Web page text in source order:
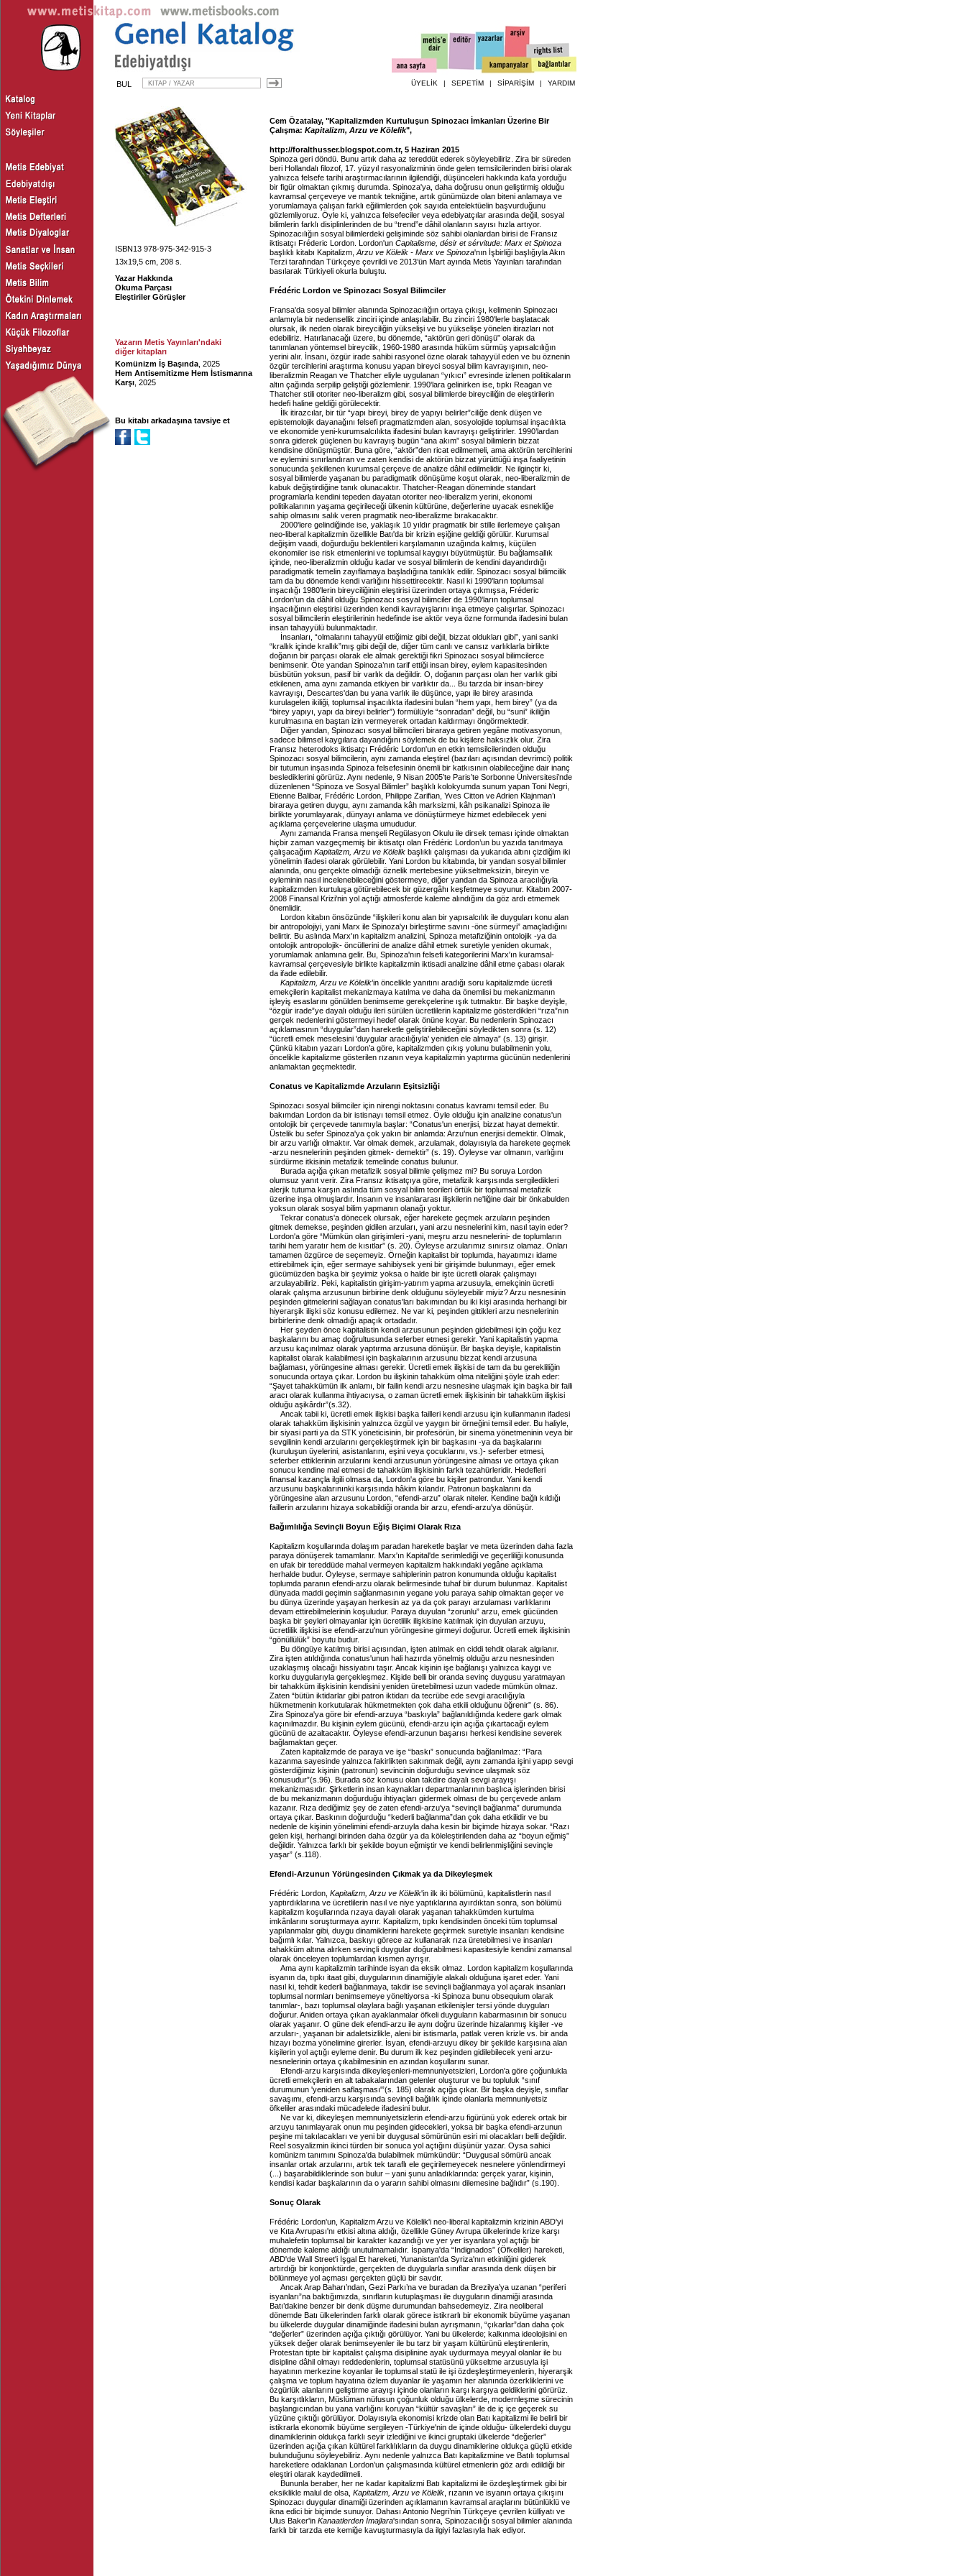
BUL ÜYELİK | SEPETİM | SİPARİŞİM | YARDIM
ISBN13 978-975-342-915-3
13x19,5 cm, 208 s.
Yazar Hakkında
Okuma Parçası
Eleştiriler Görüşler
Yazarın Metis Yayınları'ndaki
diğer kitapları
Komünizm İş Başında , 2025
Hem Antisemitizme Hem İstismarına
Karşı , 2025
Bu kitabı arkadaşına tavsiye et
Cem Özatalay, "Kapitalizmden Kurtuluşun Spinozacı İmkanları Üzerine Bir
Çalışma: Kapitalizm, Arzu ve Kölelik",
http://foralthusser.blogspot.com.tr, 5 Haziran 2015
Spinoza geri döndü. Bunu artık daha az tereddüt ederek söyleyebiliriz. Zira bir süreden
beri Hollandalı filozof, 17. yüzyıl rasyonalizminin önde gelen temsilcilerinden birisi olarak
yalnızca felsefe tarihi araştırmacılarının ilgilendiği, düşünceleri hakkında kafa yorduğu
bir figür olmaktan çıkmış durumda. Spinoza'ya, daha doğrusu onun geliştirmiş olduğu
kavramsal çerçeveye ve mantık tekniğine, artık günümüzde olan biteni anlamaya ve
yorumlamaya çalışan farklı eğilimlerden çok sayıda entelektüelin başvurduğunu
gözlemliyoruz. Öyle ki, yalnızca felsefeciler veya edebiyatçılar arasında değil, sosyal
bilimlerin farklı disiplinlerinden de bu “trend”e dâhil olanların sayısı hızla artıyor.
Spinozacılığın sosyal bilimlerdeki gelişiminde söz sahibi olanlardan birisi de Fransız
iktisatçı Fréderic Lordon. Lordon'un Capitalisme, désir et sérvitude: Marx et Spinoza
başlıklı kitabı Kapitalizm, Arzu ve Kölelik - Marx ve Spinoza'nın İşbirliği başlığıyla Akın
Terzi tarafından Türkçeye çevrildi ve 2013’ün Mart ayında Metis Yayınları tarafından
basılarak Türkiyeli okurla buluştu.
Frédéric Lordon ve Spinozacı Sosyal Bilimciler
Fransa'da sosyal bilimler alanında Spinozacılığın ortaya çıkışı, kelimenin Spinozacı
anlamıyla bir nedensellik zinciri içinde anlaşılabilir. Bu zinciri 1980'lerle başlatacak
olursak, ilk neden olarak bireyciliğin yükselişi ve bu yükselişe yönelen itirazları not
edebiliriz. Hatırlanacağı üzere, bu dönemde, “aktörün geri dönüşü” olarak da
tanımlanan yöntemsel bireycilik, 1960-1980 arasında hüküm sürmüş yapısalcılığın
yerini alır. İnsanı, özgür irade sahibi rasyonel özne olarak tahayyül eden ve bu öznenin
özgür tercihlerini araştırma konusu yapan bireyci sosyal bilim kavrayışının, neo-
liberalizmin Reagan ve Thatcher eliyle uygulanan “yıkıcı” evresinde izlenen politikaların
altın çağında serpilip geliştiği gözlemlenir. 1990'lara gelinirken ise, tıpkı Reagan ve
Thatcher stili otoriter neo-liberalizm gibi, sosyal bilimlerde bireyciliğin de eleştirilerin
hedefi haline geldiği görülecektir.
İlk itirazcılar, bir tür “yapı bireyi, birey de yapıyı belirler”ciliğe denk düşen ve
epistemolojik dayanağını felsefi pragmatizmden alan, sosyolojide toplumsal inşacılıkta
ve ekonomide yeni-kurumsalcılıkta ifadesini bulan kavrayışı geliştirirler. 1990’lardan
sonra giderek güçlenen bu kavrayış bugün “ana akım” sosyal bilimlerin bizzat
kendisine dönüşmüştür. Buna göre, “aktör”den ricat edilmemeli, ama aktörün tercihlerini
ve eylemini sınırlandıran ve zaten kendisi de aktörün bizzat yürüttüğü inşa faaliyetinin
sonucunda şekillenen kurumsal çerçeve de analize dâhil edilmelidir. Ne ilginçtir ki,
sosyal bilimlerde yaşanan bu paradigmatik dönüşüme koşut olarak, neo-liberalizmin de
kabuk değiştirdiğine tanık olunacaktır. Thatcher-Reagan döneminde standart
programlarla kendini tepeden dayatan otoriter neo-liberalizm yerini, ekonomi
politikalarının yaşama geçirileceği ülkenin kültürüne, değerlerine uyacak esnekliğe
sahip olmasını salık veren pragmatik neo-liberalizme bırakacaktır.
2000'lere gelindiğinde ise, yaklaşık 10 yıldır pragmatik bir stille ilerlemeye çalışan
neo-liberal kapitalizmin özellikle Batı'da bir krizin eşiğine geldiği görülür. Kurumsal
değişim vaadi, doğurduğu beklentileri karşılamanın uzağında kalmış, küçülen
ekonomiler ise risk etmenlerini ve toplumsal kaygıyı büyütmüştür. Bu bağlamsallık
içinde, neo-liberalizmin olduğu kadar ve sosyal bilimlerin de kendini dayandırdığı
paradigmatik temelin zayıflamaya başladığına tanıklık edilir. Spinozacı sosyal bilimcilik
tam da bu dönemde kendi varlığını hissettirecektir. Nasıl ki 1990'ların toplumsal
inşacılığı 1980'lerin bireyciliğinin eleştirisi üzerinden ortaya çıkmışsa, Fréderic
Lordon'un da dâhil olduğu Spinozacı sosyal bilimciler de 1990'ların toplumsal
inşacılığının eleştirisi üzerinden kendi kavrayışlarını inşa etmeye çalışırlar. Spinozacı
sosyal bilimcilerin eleştirilerinin hedefinde ise aktör veya özne formunda ifadesini bulan
insan tahayyülü bulunmaktadır.
İnsanları, “olmalarını tahayyül ettiğimiz gibi değil, bizzat oldukları gibi”, yani sanki
“krallık içinde krallık”mış gibi değil de, diğer tüm canlı ve cansız varlıklarla birlikte
doğanın bir parçası olarak ele almak gerektiği fikri Spinozacı sosyal bilimcilerce
benimsenir. Öte yandan Spinoza’nın tarif ettiği insan birey, eylem kapasitesinden
büsbütün yoksun, pasif bir varlık da değildir. O, doğanın parçası olan her varlık gibi
etkilenen, ama aynı zamanda etkiyen bir varlıktır da... Bu tarzda bir insan-birey
kavrayışı, Descartes'dan bu yana varlık ile düşünce, yapı ile birey arasında
kurulagelen ikiliği, toplumsal inşacılıkta ifadesini bulan “hem yapı, hem birey” (ya da
“birey yapıyı, yapı da bireyi belirler”) formülüyle “sonradan” değil, bu “suni” ikiliğin
kurulmasına en baştan izin vermeyerek ortadan kaldırmayı öngörmektedir.
Diğer yandan, Spinozacı sosyal bilimcileri biraraya getiren yegâne motivasyonun,
sadece bilimsel kaygılara dayandığını söylemek de bu kişilere haksızlık olur. Zira
Fransız heterodoks iktisatçı Frédéric Lordon'un en etkin temsilcilerinden olduğu
Spinozacı sosyal bilimcilerin, aynı zamanda eleştirel (bazıları açısından devrimci) politik
bir tutumun inşasında Spinoza felsefesinin önemli bir katkısının olabileceğine dair inanç
beslediklerini görürüz. Aynı nedenle, 9 Nisan 2005’te Paris’te Sorbonne Üniversitesi’nde
düzenlenen “Spinoza ve Sosyal Bilimler” başlıklı kolokyumda sunum yapan Toni Negri,
Etienne Balibar, Frédéric Lordon, Philippe Zarifian, Yves Citton ve Adrien Klajnman’ı
biraraya getiren duygu, aynı zamanda kâh marksizmi, kâh psikanalizi Spinoza ile
birlikte yorumlayarak, dünyayı anlama ve dönüştürmeye hizmet edebilecek yeni
açıklama çerçevelerine ulaşma umududur.
Aynı zamanda Fransa menşeli Regülasyon Okulu ile dirsek teması içinde olmaktan
hiçbir zaman vazgeçmemiş bir iktisatçı olan Frédéric Lordon’un bu yazıda tanıtmaya
çalışacağım Kapitalizm, Arzu ve Kölelik başlıklı çalışması da yukarıda altını çizdiğim iki
yönelimin ifadesi olarak görülebilir. Yani Lordon bu kitabında, bir yandan sosyal bilimler
alanında, onu gerçekte olmadığı öznelik mertebesine yükseltmeksizin, bireyin ve
eyleminin nasıl incelenebileceğini göstermeye, diğer yandan da Spinoza aracılığıyla
kapitalizmden kurtuluşa götürebilecek bir güzergâhı keşfetmeye soyunur. Kitabın 2007-
2008 Finansal Krizi'nin yol açtığı atmosferde kaleme alındığını da göz ardı etmemek
önemlidir.
Lordon kitabın önsözünde “ilişkileri konu alan bir yapısalcılık ile duyguları konu alan
bir antropolojiyi, yani Marx ile Spinoza'yı birleştirme savını -öne sürmeyi” amaçladığını
belirtir. Bu aslında Marx'ın kapitalizm analizini, Spinoza metafiziğinin ontolojik -ya da
ontolojik antropolojik- öncüllerini de analize dâhil etmek suretiyle yeniden okumak,
yorumlamak anlamına gelir. Bu, Spinoza'nın felsefi kategorilerini Marx'ın kuramsal-
kavramsal çerçevesiyle birlikte kapitalizmin iktisadi analizine dâhil etme çabası olarak
da ifade edilebilir.
Kapitalizm, Arzu ve Kölelik’in öncelikle yanıtını aradığı soru kapitalizmde ücretli
emekçilerin kapitalist mekanizmaya katılma ve daha da önemlisi bu mekanizmanın
işleyiş esaslarını gönülden benimseme gerekçelerine ışık tutmaktır. Bir başke deyişle,
“özgür irade”ye dayalı olduğu ileri sürülen ücretlilerin kapitalizme gösterdikleri “rıza”nın
gerçek nedenlerini göstermeyi hedef olarak önüne koyar. Bu nedenlerin Spinozacı
açıklamasının “duygular”dan hareketle geliştirilebileceğini söyledikten sonra (s. 12)
“ücretli emek meselesini 'duygular aracılığıyla' yeniden ele almaya” (s. 13) girişir.
Çünkü kitabın yazarı Lordon’a göre, kapitalizmden çıkış yolunu bulabilmenin yolu,
öncelikle kapitalizme gösterilen rızanın veya kapitalizmin yaptırma gücünün nedenlerini
anlamaktan geçmektedir.
Conatus ve Kapitalizmde Arzuların Eşitsizliği
Spinozacı sosyal bilimciler için nirengi noktasını conatus kavramı temsil eder. Bu
bakımdan Lordon da bir istisnayı temsil etmez. Öyle olduğu için analizine conatus'un
ontolojik bir çerçevede tanımıyla başlar: “Conatus'un enerjisi, bizzat hayat demektir.
Üstelik bu sefer Spinoza'ya çok yakın bir anlamda: Arzu'nun enerjisi demektir. Olmak,
bir arzu varlığı olmaktır. Var olmak demek, arzulamak, dolayısıyla da harekete geçmek
-arzu nesnelerinin peşinden gitmek- demektir” (s. 19). Öyleyse var olmanın, varlığını
sürdürme itkisinin metafizik temelinde conatus bulunur.
Burada açığa çıkan metafizik sosyal bilimle çelişmez mi? Bu soruya Lordon
olumsuz yanıt verir. Zira Fransız iktisatçıya göre, metafizik karşısında sergiledikleri
alerjik tutuma karşın aslında tüm sosyal bilim teorileri örtük bir toplumsal metafizik
üzerine inşa olmuşlardır. İnsanın ve insanlararası ilişkilerin ne'liğine dair bir önkabulden
yoksun olarak sosyal bilim yapmanın olanağı yoktur.
Tekrar conatus'a dönecek olursak, eğer harekete geçmek arzuların peşinden
gitmek demekse, peşinden gidilen arzuları, yani arzu nesnelerini kim, nasıl tayin eder?
Lordon'a göre “Mümkün olan girişimleri -yani, meşru arzu nesnelerini- de toplumların
tarihi hem yaratır hem de kısıtlar” (s. 20). Öyleyse arzularımız sınırsız olamaz. Onları
tamamen özgürce de seçemeyiz. Örneğin kapitalist bir toplumda, hayatımızı idame
ettirebilmek için, eğer sermaye sahibiysek yeni bir girişimde bulunmayı, eğer emek
gücümüzden başka bir şeyimiz yoksa o halde bir işte ücretli olarak çalışmayı
arzulayabiliriz. Peki, kapitalistin girişim-yatırım yapma arzusuyla, emekçinin ücretli
olarak çalışma arzusunun birbirine denk olduğunu söyleyebilir miyiz? Arzu nesnesinin
peşinden gitmelerini sağlayan conatus'ları bakımından bu iki kişi arasında herhangi bir
hiyerarşik ilişki söz konusu edilemez. Ne var ki, peşinden gittikleri arzu nesnelerinin
birbirlerine denk olmadığı apaçık ortadadır.
Her şeyden önce kapitalistin kendi arzusunun peşinden gidebilmesi için çoğu kez
başkalarını bu amaç doğrultusunda seferber etmesi gerekir. Yani kapitalistin yapma
arzusu kaçınılmaz olarak yaptırma arzusuna dönüşür. Bir başka deyişle, kapitalistin
kapitalist olarak kalabilmesi için başkalarının arzusunu bizzat kendi arzusuna
bağlaması, yörüngesine alması gerekir. Ücretli emek ilişkisi de tam da bu gerekliliğin
sonucunda ortaya çıkar. Lordon bu ilişkinin tahakküm olma niteliğini şöyle izah eder:
“Şayet tahakkümün ilk anlamı, bir failin kendi arzu nesnesine ulaşmak için başka bir faili
aracı olarak kullanma ihtiyacıysa, o zaman ücretli emek ilişkisinin bir tahakküm ilişkisi
olduğu aşikârdır”(s.32).
Ancak tabii ki, ücretli emek ilişkisi başka failleri kendi arzusu için kullanmanın ifadesi
olarak tahakküm ilişkisinin yalnızca özgül ve yaygın bir örneğini temsil eder. Bu haliyle,
bir siyasi parti ya da STK yöneticisinin, bir profesörün, bir sinema yönetmeninin veya bir
sevgilinin kendi arzularını gerçekleştirmek için bir başkasını -ya da başkalarını
(kuruluşun üyelerini, asistanlarını, eşini veya çocuklarını, vs.)- seferber etmesi,
seferber ettiklerinin arzularını kendi arzusunun yörüngesine alması ve ortaya çıkan
sonucu kendine mal etmesi de tahakküm ilişkisinin farklı tezahürleridir. Hedefleri
finansal kazançla ilgili olmasa da, Lordon'a göre bu kişiler patrondur. Yani kendi
arzusunu başkalarınınki karşısında hâkim kılandır. Patronun başkalarını da
yörüngesine alan arzusunu Lordon, “efendi-arzu” olarak niteler. Kendine bağlı kıldığı
faillerin arzularını hizaya sokabildiği oranda bir arzu, efendi-arzu'ya dönüşür.
Bağımlılığa Sevinçli Boyun Eğiş Biçimi Olarak Rıza
Kapitalizm koşullarında dolaşım paradan hareketle başlar ve meta üzerinden daha fazla
paraya dönüşerek tamamlanır. Marx'ın Kapital'de serimlediği ve geçerliliği konusunda
en ufak bir tereddüde mahal vermeyen kapitalizm hakkındaki yegâne açıklama
herhalde budur. Öyleyse, sermaye sahiplerinin patron konumunda olduğu kapitalist
toplumda paranın efendi-arzu olarak belirmesinde tuhaf bir durum bulunmaz. Kapitalist
dünyada maddi geçimin sağlanmasının yegane yolu paraya sahip olmaktan geçer ve
bu dünya üzerinde yaşayan herkesin az ya da çok parayı arzulaması varlıklarını
devam ettirebilmelerinin koşuludur. Paraya duyulan “zorunlu” arzu, emek gücünden
başka bir şeyleri olmayanlar için ücretlilik ilişkisine katılmak için duyulan arzuyu,
ücretlilik ilişkisi ise efendi-arzu'nun yörüngesine girmeyi doğurur. Ücretli emek ilişkisinin
“gönüllülük” boyutu budur.
Bu döngüye katılmış birisi açısından, işten atılmak en ciddi tehdit olarak algılanır.
Zira işten atıldığında conatus'unun hali hazırda yönelmiş olduğu arzu nesnesinden
uzaklaşmış olacağı hissiyatını taşır. Ancak kişinin işe bağlanışı yalnızca kaygı ve
korku duygularıyla gerçekleşmez. Kişide belli bir oranda sevinç duygusu yaratmayan
bir tahakküm ilişkisinin kendisini yeniden üretebilmesi uzun vadede mümkün olmaz.
Zaten “bütün iktidarlar gibi patron iktidarı da tecrübe ede sevgi aracılığıyla
hükmetmenin korkutularak hükmetmekten çok daha etkili olduğunu öğrenir” (s. 86).
Zira Spinoza'ya göre bir efendi-arzuya “baskıyla” bağlanıldığında kedere gark olmak
kaçınılmazdır. Bu kişinin eylem gücünü, efendi-arzu için açığa çıkartacağı eylem
gücünü de azaltacaktır. Öyleyse efendi-arzunun başarısı herkesi kendisine severek
bağlamaktan geçer.
Zaten kapitalizmde de paraya ve işe “baskı” sonucunda bağlanılmaz: “Para
kazanma sayesinde yalnızca fakirlikten sakınmak değil, aynı zamanda işini yapıp sevgi
gösterdiğimiz kişinin (patronun) sevincinin doğurduğu sevince ulaşmak söz
konusudur”(s.96). Burada söz konusu olan takdire dayalı sevgi arayışı
mekanizmasıdır. Şirketlerin insan kaynakları departmanlarının başlıca işlerinden birisi
de bu mekanizmanın doğurduğu ihtiyaçları gidermek olması de bu çerçevede anlam
kazanır. Rıza dediğimiz şey de zaten efendi-arzu'ya “sevinçli bağlanma” durumunda
ortaya çıkar. Baskının doğurduğu “kederli bağlanma”dan çok daha etkilidir ve bu
nedenle de kişinin yönelimini efendi-arzuyla daha kesin bir biçimde hizaya sokar. “Razı
gelen kişi, herhangi birinden daha özgür ya da köleleştirilenden daha az “boyun eğmiş”
değildir. Yalnızca farklı bir şekilde boyun eğmiştir ve kendi belirlenmişliğini sevinçle
yaşar” (s.118).
Efendi-Arzunun Yörüngesinden Çıkmak ya da Dikeyleşmek
Frédéric Lordon, Kapitalizm, Arzu ve Kölelik'in ilk iki bölümünü, kapitalistlerin nasıl
yaptırdıklarına ve ücretlilerin nasıl ve niye yaptıklarına ayırdıktan sonra, son bölümü
kapitalizm koşullarında rızaya dayalı olarak yaşanan tahakkümden kurtulma
imkânlarını soruşturmaya ayırır. Kapitalizm, tıpkı kendisinden önceki tüm toplumsal
yapılanmalar gibi, duygu dinamiklerini harekete geçirmek suretiyle insanları kendisine
bağımlı kılar. Yalnızca, baskıyı görece az kullanarak rıza üretebilmesi ve insanları
tahakküm altına alırken sevinçli duygular doğurabilmesi kapasitesiyle kendini zamansal
olarak önceleyen toplumlardan kısmen ayrışır.
Ama aynı kapitalizmin tarihinde isyan da eksik olmaz. Lordon kapitalizm koşullarında
isyanın da, tıpkı itaat gibi, duygularının dinamiğiyle alakalı olduğuna işaret eder. Yani
nasıl ki, tehdit kederli bağlanmaya, takdir ise sevinçli bağlanmaya yol açarak insanları
toplumsal normları benimsemeye yöneltiyorsa -ki Spinoza bunu obsequium olarak
tanımlar-, bazı toplumsal olaylara bağlı yaşanan etkilenişler tersi yönde duyguları
doğurur. Aniden ortaya çıkan ayaklanmalar öfkeli duyguların kabarmasının bir sonucu
olarak yaşanır. O güne dek efendi-arzu ile aynı doğru üzerinde hizalanmış kişiler -ve
arzuları-, yaşanan bir adaletsizlikle, aleni bir istismarla, patlak veren krizle vs. bir anda
hizayı bozma yönelimine girerler. İsyan, efendi-arzuyu dikey bir şekilde karşısına alan
kişilerin yol açtığı eyleme denir. Bu durum ilk kez peşinden gidilebilecek yeni arzu-
nesnelerinin ortaya çıkabilmesinin en azından koşullarını sunar.
Efendi-arzu karşısında dikeyleşenleri-memnuniyetsizleri, Lordon'a göre çoğunlukla
ücretli emekçilerin en alt tabakalarından gelenler oluşturur ve bu topluluk “sınıf
durumunun 'yeniden saflaşması'”(s. 185) olarak açığa çıkar. Bir başka deyişle, sınıflar
savaşımı, efendi-arzu karşısında sevinçli bağlılık içinde olanlarla memnuniyetsiz
öfkeliler arasındaki mücadelede ifadesini bulur.
Ne var ki, dikeyleşen memnuniyetsizlerin efendi-arzu figürünü yok ederek ortak bir
arzuyu tanımlayarak onun mu peşinden gidecekleri, yoksa bir başka efendi-arzunun
peşine mi takılacakları ve yeni bir duygusal sömürünün esiri mi olacakları belli değildir.
Reel sosyalizmin ikinci türden bir sonuca yol açtığını düşünür yazar. Oysa sahici
komünizm tanımını Spinoza'da bulabilmek mümkündür: “Duygusal sömürü ancak
insanlar ortak arzularını, artık tek taraflı ele geçirilemeyecek nesnelere yönlendirmeyi
(...) başarabildiklerinde son bulur – yani şunu anladıklarında: gerçek yarar, kişinin,
kendisi kadar başkalarının da o yararın sahibi olmasını dilemesine bağlıdır” (s.190).
Sonuç Olarak
Frédéric Lordon'un, Kapitalizm Arzu ve Kölelik'i neo-liberal kapitalizmin krizinin ABD'yi
ve Kıta Avrupası'nı etkisi altına aldığı, özellikle Güney Avrupa ülkelerinde krize karşı
muhalefetin toplumsal bir karakter kazandığı ve yer yer isyanlara yol açtığı bir
dönemde kaleme aldığı unutulmamalıdır. İspanya'da “Indignados” (Öfkeliler) hareketi,
ABD'de Wall Street'i İşgal Et hareketi, Yunanistan'da Syriza'nın etkinliğini giderek
artırdığı bir konjonktürde, gerçekten de duygularla sınıflar arasında denk düşen bir
bölünmeye yol açması gerçekten güçlü bir savdır.
Ancak Arap Baharı’ndan, Gezi Parkı’na ve buradan da Brezilya’ya uzanan “periferi
isyanları”na baktığımızda, sınıfların kutuplaşması ile duyguların dinamiği arasında
Batı’dakine benzer bir denk düşme durumundan bahsedemeyiz. Zira neoliberal
dönemde Batı ülkelerinden farklı olarak görece istikrarlı bir ekonomik büyüme yaşanan
bu ülkelerde duygular dinamiğinde ifadesini bulan ayrışmanın, “çıkarlar”dan daha çok
“değerler” üzerinden açığa çıktığı görülüyor. Yani bu ülkelerde; kalkınma ideolojisini en
yüksek değer olarak benimseyenler ile bu tarz bir yaşam kültürünü eleştirenlerin,
Protestan tipte bir kapitalist çalışma disiplinine ayak uydurmaya meyyal olanlar ile bu
disipline dâhil olmayı reddedenlerin, toplumsal statüsünü yükseltme arzusuyla işi
hayatının merkezine koyanlar ile toplumsal statü ile işi özdeşleştirmeyenlerin, hiyerarşik
çalışma ve toplum hayatına özlem duyanlar ile yaşamın her alanında özerkliklerini ve
özgürlük alanlarını geliştirme arayışı içinde olanların karşı karşıya geldiklerini görürüz.
Bu karşıtlıkların, Müslüman nüfusun çoğunluk olduğu ülkelerde, modernleşme sürecinin
başlangıcından bu yana varlığını koruyan “kültür savaşları” ile de iç içe geçerek su
yüzüne çıktığı görülüyor. Dolayısıyla ekonomisi krizde olan Batı kapitalizmi ile belirli bir
istikrarla ekonomik büyüme sergileyen -Türkiye'nin de içinde olduğu- ülkelerdeki duygu
dinamiklerinin oldukça farklı seyir izlediğini ve ikinci gruptaki ülkelerde “değerler”
üzerinden açığa çıkan kültürel farklılıkların da duygu dinamiklerine oldukça güçlü etkide
bulunduğunu söyleyebiliriz. Aynı nedenle yalnızca Batı kapitalizmine ve Batılı toplumsal
hareketlere odaklanan Lordon’un çalışmasında kültürel etmenlerin göz ardı edildiği bir
eleştiri olarak kaydedilmeli.
Bununla beraber, her ne kadar kapitalizmi Batı kapitalizmi ile özdeşleştirmek gibi bir
eksiklikle malul de olsa, Kapitalizm, Arzu ve Kölelik , rızanın ve isyanın ortaya çıkışını
Spinozacı duygular dinamiği üzerinden açıklamanın kavramsal araçlarını bütünlüklü ve
ikna edici bir biçimde sunuyor. Dahası Antonio Negri’nin Türkçeye çevrilen külliyatı ve
Ulus Baker'in Kanaatlerden İmajlara'sından sonra, Spinozacılığı sosyal bilimler alanında
farklı bir tarzda ete kemiğe kavuşturmasıyla da ilgiyi fazlasıyla hak ediyor.